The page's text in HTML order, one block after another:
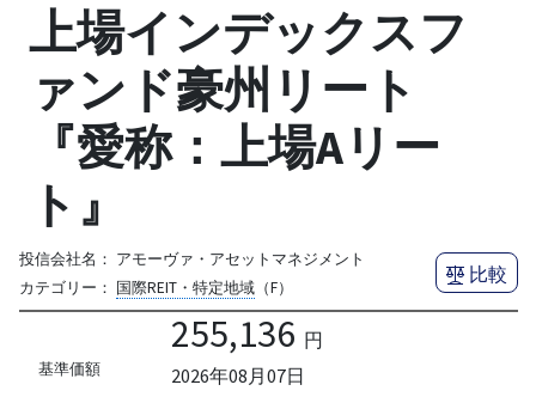
上場インデックスフ
ァンド豪州リート
『愛称：上場Aリー
ト』
投信会社名： アモーヴァ・アセットマネジメント
カテゴリー： 国際REIT・特定地域（F）
比較
基準価額
255,136 円
2026年08月07日